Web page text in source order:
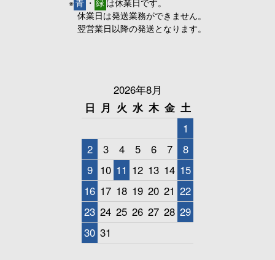
※青 ・ 緑 は休業日です。
休業日は発送業務ができません。
翌営業日以降の発送となります。
2026年8月
日 月 火 水 木 金 土
1
2
3 4 5 6 7
8
9 10 11 12 13 14 15
16 17 18 19 20 21 22
23 24 25 26 27 28 29
30 31